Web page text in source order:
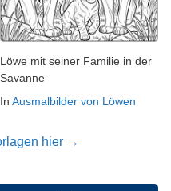
Löwe mit seiner Familie in der
Savanne
In Ausmalbilder von Löwen
hier →